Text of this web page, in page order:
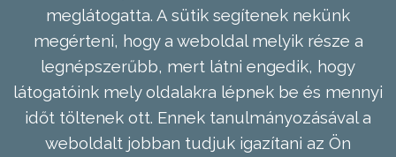
meglátogatta. A sütik segítenek nekünk
megérteni, hogy a weboldal melyik része a
legnépszerűbb, mert látni engedik, hogy
látogatóink mely oldalakra lépnek be és mennyi
időt töltenek ott. Ennek tanulmányozásával a
weboldalt jobban tudjuk igazítani az Ön